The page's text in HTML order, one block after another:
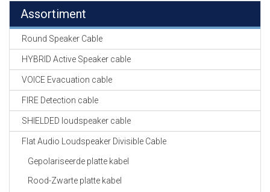
Assortiment
Round Speaker Cable
HYBRID Active Speaker cable
VOICE Evacuation cable
FIRE Detection cable
SHIELDED loudspeaker cable
Flat Audio Loudspeaker Divisible Cable
Gepolariseerde platte kabel
Rood-Zwarte platte kabel